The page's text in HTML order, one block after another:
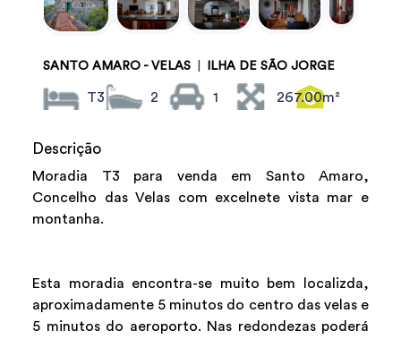
SANTO AMARO - VELAS ILHA DE SÃO JORGE
T3 2 1 267.00m²
Descrição
Moradia T3 para venda em Santo Amaro,
Concelho das Velas com excelnete vista mar e
montanha.
Esta moradia encontra-se muito bem localizda,
aproximadamente 5 minutos do centro das velas e
5 minutos do aeroporto. Nas redondezas poderá